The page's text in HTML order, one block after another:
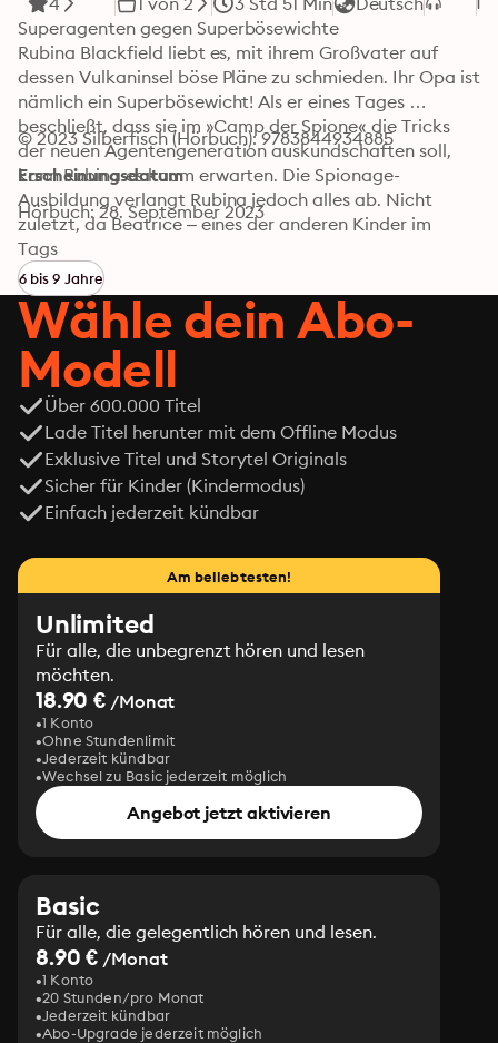
Superagenten gegen Superbösewichte
Rubina Blackfield liebt es, mit ihrem Großvater auf
dessen Vulkaninsel böse Pläne zu schmieden. Ihr Opa ist
nämlich ein Superbösewicht! Als er eines Tages
beschließt, dass sie im »Camp der Spione« die Tricks
der neuen Agentengeneration auskundschaften soll,
kann Rubina es kaum erwarten. Die Spionage-
Ausbildung verlangt Rubina jedoch alles ab. Nicht
zuletzt, da Beatrice – eines der anderen Kinder im
Camp – mehr als einmal versucht, ihr Steine in den Weg
zu legen. Zum Glück ist da Jimmy, mit dem sie
gemeinsam fast alle Prüfungen bestehen kann. Als
Rubina jedoch herausfindet, dass Beatrice einen fiesen
Plan verfolgt und London in schrecklicher Gefahr
schwebt, muss sie ihre neu erlernten Fähigkeiten zum
Guten einsetzen. Können Jimmy und sie Beatrice
aufhalten, bevor Schlimmeres geschieht?
© 2023 Silberfisch (Hörbuch): 9783844934885
Erscheinungsdatum
Hörbuch: 28. September 2023
Tags
6 bis 9 Jahre
Wähle dein Abo-
Modell
Über 600.000 Titel
Lade Titel herunter mit dem Offline Modus
Exklusive Titel und Storytel Originals
Sicher für Kinder (Kindermodus)
Einfach jederzeit kündbar
Am beliebtesten!
Unlimited
Für alle, die unbegrenzt hören und lesen
möchten.
18.90 € /Monat
1 Konto
Ohne Stundenlimit
Jederzeit kündbar
Wechsel zu Basic jederzeit möglich
Angebot jetzt aktivieren
Basic
Für alle, die gelegentlich hören und lesen.
8.90 € /Monat
1 Konto
20 Stunden/pro Monat
Jederzeit kündbar
Abo-Upgrade jederzeit möglich